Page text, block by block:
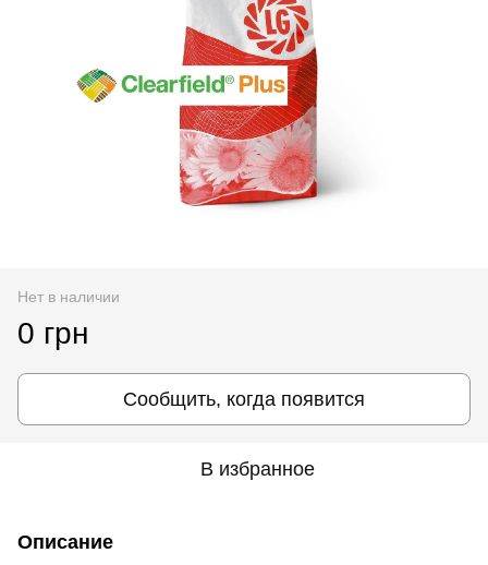
Нет в наличии
0 грн
Сообщить, когда появится
В избранное
Описание